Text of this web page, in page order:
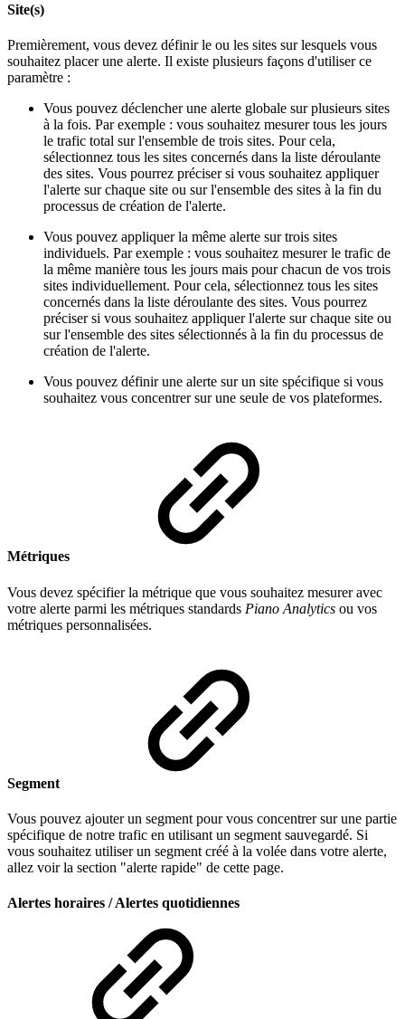
Site(s)
Premièrement, vous devez définir le ou les sites sur lesquels vous
souhaitez placer une alerte. Il existe plusieurs façons d'utiliser ce
paramètre :
Vous pouvez déclencher une alerte globale sur plusieurs sites
à la fois. Par exemple : vous souhaitez mesurer tous les jours
le trafic total sur l'ensemble de trois sites. Pour cela,
sélectionnez tous les sites concernés dans la liste déroulante
des sites. Vous pourrez préciser si vous souhaitez appliquer
l'alerte sur chaque site ou sur l'ensemble des sites à la fin du
processus de création de l'alerte.
Vous pouvez appliquer la même alerte sur trois sites
individuels. Par exemple : vous souhaitez mesurer le trafic de
la même manière tous les jours mais pour chacun de vos trois
sites individuellement. Pour cela, sélectionnez tous les sites
concernés dans la liste déroulante des sites. Vous pourrez
préciser si vous souhaitez appliquer l'alerte sur chaque site ou
sur l'ensemble des sites sélectionnés à la fin du processus de
création de l'alerte.
Vous pouvez définir une alerte sur un site spécifique si vous
souhaitez vous concentrer sur une seule de vos plateformes.
Métriques
Vous devez spécifier la métrique que vous souhaitez mesurer avec
votre alerte parmi les métriques standards Piano Analytics ou vos
métriques personnalisées.
Segment
Vous pouvez ajouter un segment pour vous concentrer sur une partie
spécifique de notre trafic en utilisant un segment sauvegardé. Si
vous souhaitez utiliser un segment créé à la volée dans votre alerte,
allez voir la section "alerte rapide" de cette page.
Alertes horaires / Alertes quotidiennes